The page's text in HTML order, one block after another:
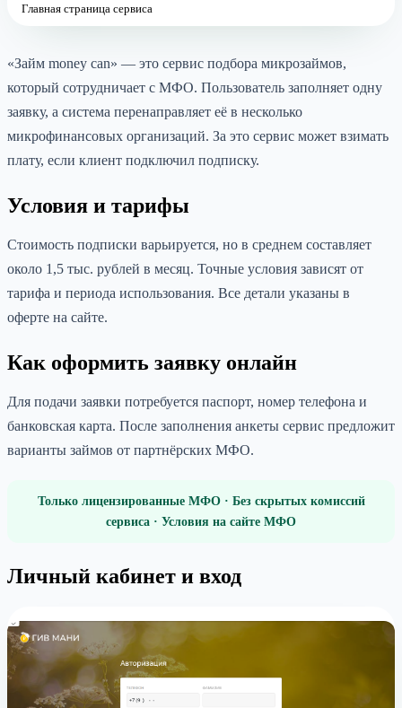
Главная страница сервиса
«Займ money can» — это сервис подбора микрозаймов,
который сотрудничает с МФО. Пользователь заполняет одну
заявку, а система перенаправляет её в несколько
микрофинансовых организаций. За это сервис может взимать
плату, если клиент подключил подписку.
Условия и тарифы
Стоимость подписки варьируется, но в среднем составляет
около 1,5 тыс. рублей в месяц. Точные условия зависят от
тарифа и периода использования. Все детали указаны в
оферте на сайте.
Как оформить заявку онлайн
Для подачи заявки потребуется паспорт, номер телефона и
банковская карта. После заполнения анкеты сервис предложит
варианты займов от партнёрских МФО.
Только лицензированные МФО · Без скрытых комиссий
сервиса · Условия на сайте МФО
Личный кабинет и вход